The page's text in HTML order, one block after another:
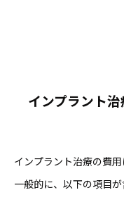
インプラント
インプラント治療の費
一般的に、以下の項目が